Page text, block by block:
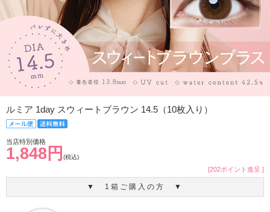
ルミア 1day スウィートブラウン 14.5（10枚入り）
当店特別価格
1,848円 (税込)
[202ポイント進呈 ]
▼ 1箱ご購入の方 ▼